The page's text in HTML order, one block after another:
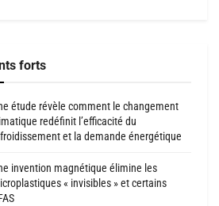
forts
étude révèle comment le changement
redéfinit l’efficacité du
et la demande énergétique
invention magnétique élimine les
« invisibles » et certains